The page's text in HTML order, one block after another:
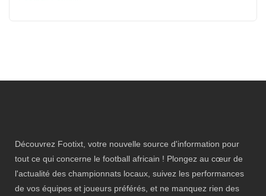
Découvrez Footixt, votre nouvelle source d'information pour
tout ce qui concerne le football africain ! Plongez au cœur de
l'actualité des championnats locaux, suivez les performances
de vos équipes et joueurs préférés, et ne manquez rien des